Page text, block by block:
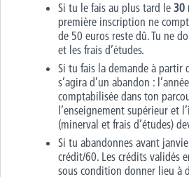
Si tu le fais au plus tard le 30
première inscription ne
de 50 euros reste dû. Tu ne
et les frais d’études.
Si tu fais la demande à partir
s’agira d’un abandon :
comptabilisée dans ton
l’enseignement supérieur et
(minerval et frais d’études)
Si tu abandonnes avant
crédit/60. Les crédits validés
sous condition donner lieu à